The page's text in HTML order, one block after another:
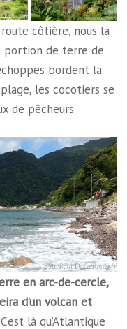
côtière, nous la
portion de terre de
bordent la
les cocotiers se
de pêcheurs.
en arc-de-cercle,
d’un volcan et
là qu’Atlantique